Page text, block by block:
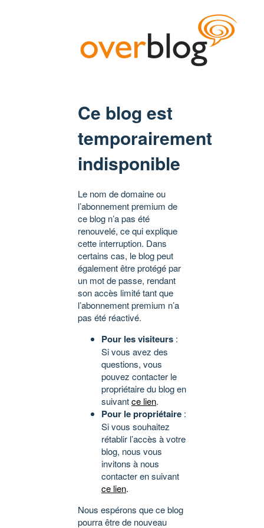
Ce blog est
temporairement
indisponible
Le nom de domaine ou
l’abonnement premium de
ce blog n’a pas été
renouvelé, ce qui explique
cette interruption. Dans
certains cas, le blog peut
également être protégé par
un mot de passe, rendant
son accès limité tant que
l’abonnement premium n’a
pas été réactivé.
Pour les visiteurs :
Si vous avez des
questions, vous
pouvez contacter le
propriétaire du blog en
suivantce lien.
Pour le propriétaire :
Si vous souhaitez
rétablir l’accès à votre
blog, nous vous
invitons à nous
contacter en suivant
ce lien.
Nous espérons que ce blog
pourra être de nouveau